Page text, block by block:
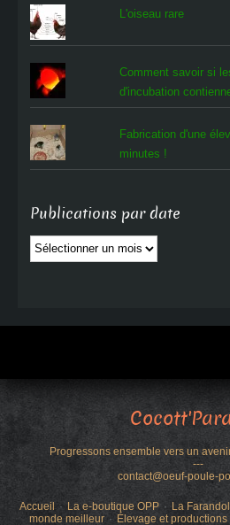
L'oiseau rare
Comment savoir si
d'incubation
Fabrication d'une
minutes !
Publications par date
Publications
par
Progressons ensemble vers un
---
contact@oeuf-poule-
Accueil La e-boutique OPP
La
monde meilleur
Élevage et productions